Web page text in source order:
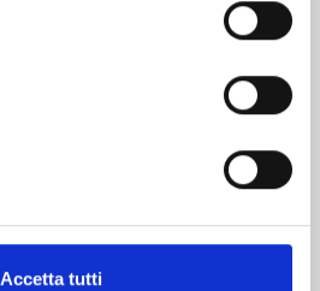
Accetta tutti